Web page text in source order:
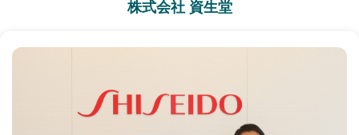
株式会社 資生堂